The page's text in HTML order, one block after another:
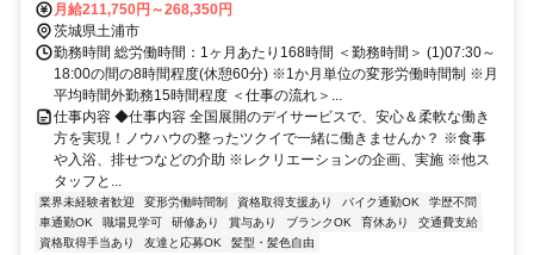
車、「市民会館前」/「木田余三ツ又」下車徒歩約3分
月給211,750円～268,350円
茨城県土浦市
勤務時間 総労働時間：1ヶ月あたり168時間 ＜勤務時間＞ (1)07:30～
18:00の間の8時間程度(休憩60分) ※1か月単位の変形労働時間制 ※月
平均時間外勤務15時間程度 ＜仕事の流れ＞...
仕事内容 ◆仕事内容 全国展開のデイサービスで、安心＆柔軟な働き
方を実現！ノウハウの整ったツクイで一緒に働きませんか？ ※食事
や入浴、排せつなどの介助 ※レクリエーションの企画、実施 ※他ス
タッフと...
業界未経験者歓迎 変形労働時間制 資格取得支援あり バイク通勤OK
学歴不問
車通勤OK
職場見学可 研修あり 賞与あり ブランクOK 育休あり
交通費支給
資格取得手当あり
友達と応募OK 髪型・髪色自由